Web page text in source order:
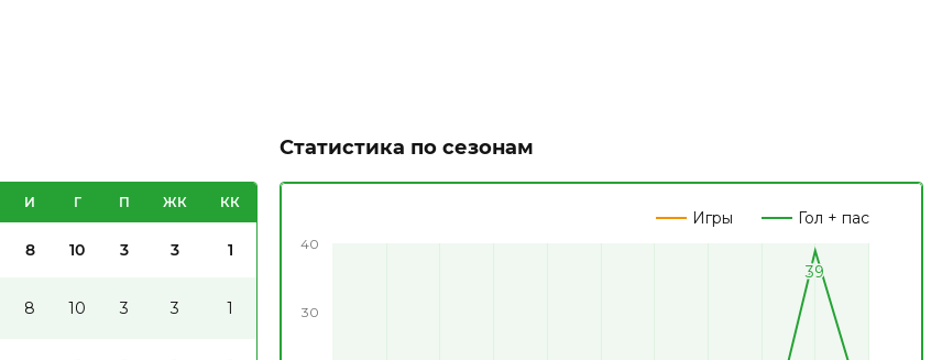
И Г П ЖК КК
8 10 3 3 1
8 10 3 3 1
Статистика по сезонам
Игры Гол + пас
30
40
39
39